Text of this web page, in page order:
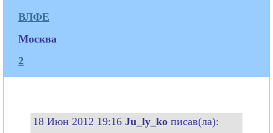
ВЛФЕ
Москва
2
18 Июн 2012 19:16 Ju_ly_ko писав(ла):